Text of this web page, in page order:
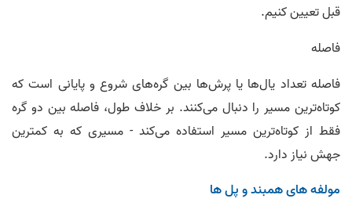
قبل تعیین کنیم.
فاصله
فاصله تعداد یال‌ها یا پرش‌ها بین گره‌های شروع و پایانی است که
کوتاه‌ترین مسیر را دنبال می‌کنند. بر خلاف طول، فاصله بین دو گره
فقط از کوتاه‌ترین مسیر استفاده می‌کند - مسیری که به کمترین
جهش نیاز دارد.
مولفه های همبند و پل ها